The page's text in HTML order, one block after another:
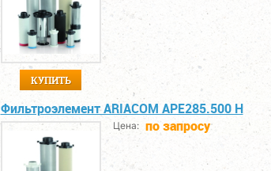
КУПИТЬ
Фильтроэлемент ARIACOM APE285.500 H
Цена: по запросу